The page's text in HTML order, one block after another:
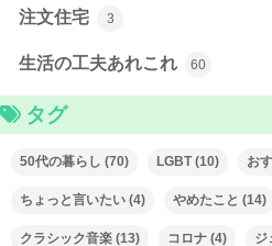
注文住宅 3
生活の工夫あれこれ 60
タグ
50代の暮らし (70) LGBT(10) お
ちょっと言いたい (4) やめたこと (14)
クラシック音楽 (13) コロナ (4) ジ